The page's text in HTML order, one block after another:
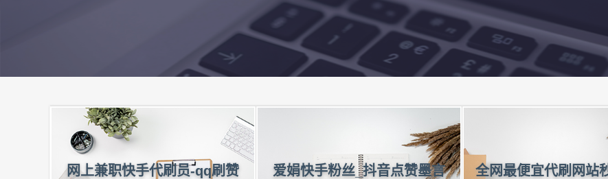
网上兼职快手代刷员-qq刷赞
爱娟快手粉丝_抖音点赞墨言
全网最便宜代刷网站